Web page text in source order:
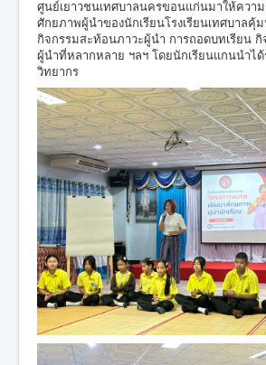
ศูนย์เยาวชนเทศบาลนครขอนแก่นมาให้ควา
ศักยภาพผู้นำของนักเรียนโรงเรียนเทศบาลคุ้
กิจกรรมสะท้อนภาวะผู้นำ การถอดบทเรียน กิ
ผู้นำที่หลากหลาย ฯลฯ โดยนักเรียนแกนนำไ
วิทยากร